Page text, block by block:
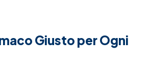
Giusto per Ogni